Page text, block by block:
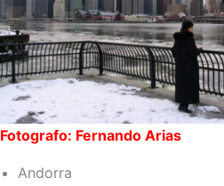
Fotografo: Fernando Arias
Andorra